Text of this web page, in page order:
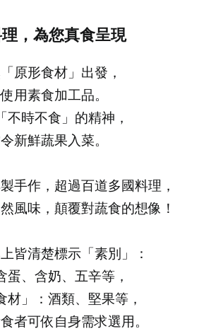
，為您真食呈現
原形食材」出發，
用素食加工品。
不時不食」的精神，
新鮮蔬果入菜。
手作，超過百道多國料理，
風味，顛覆對蔬食的想像！
皆清楚標示「素別」：
蛋、含奶、五辛等，
材」：酒類、堅果等，
者可依自身需求選用。